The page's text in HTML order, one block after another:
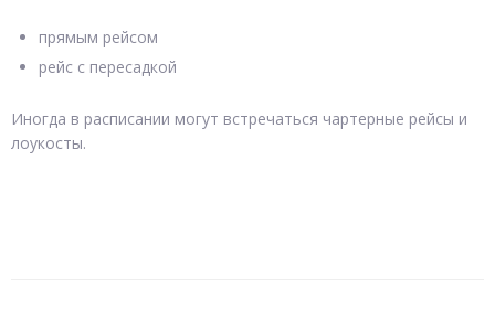
прямым рейсом
рейс с пересадкой
Иногда в расписании могут встречаться чартерные рейсы и
лоукосты.